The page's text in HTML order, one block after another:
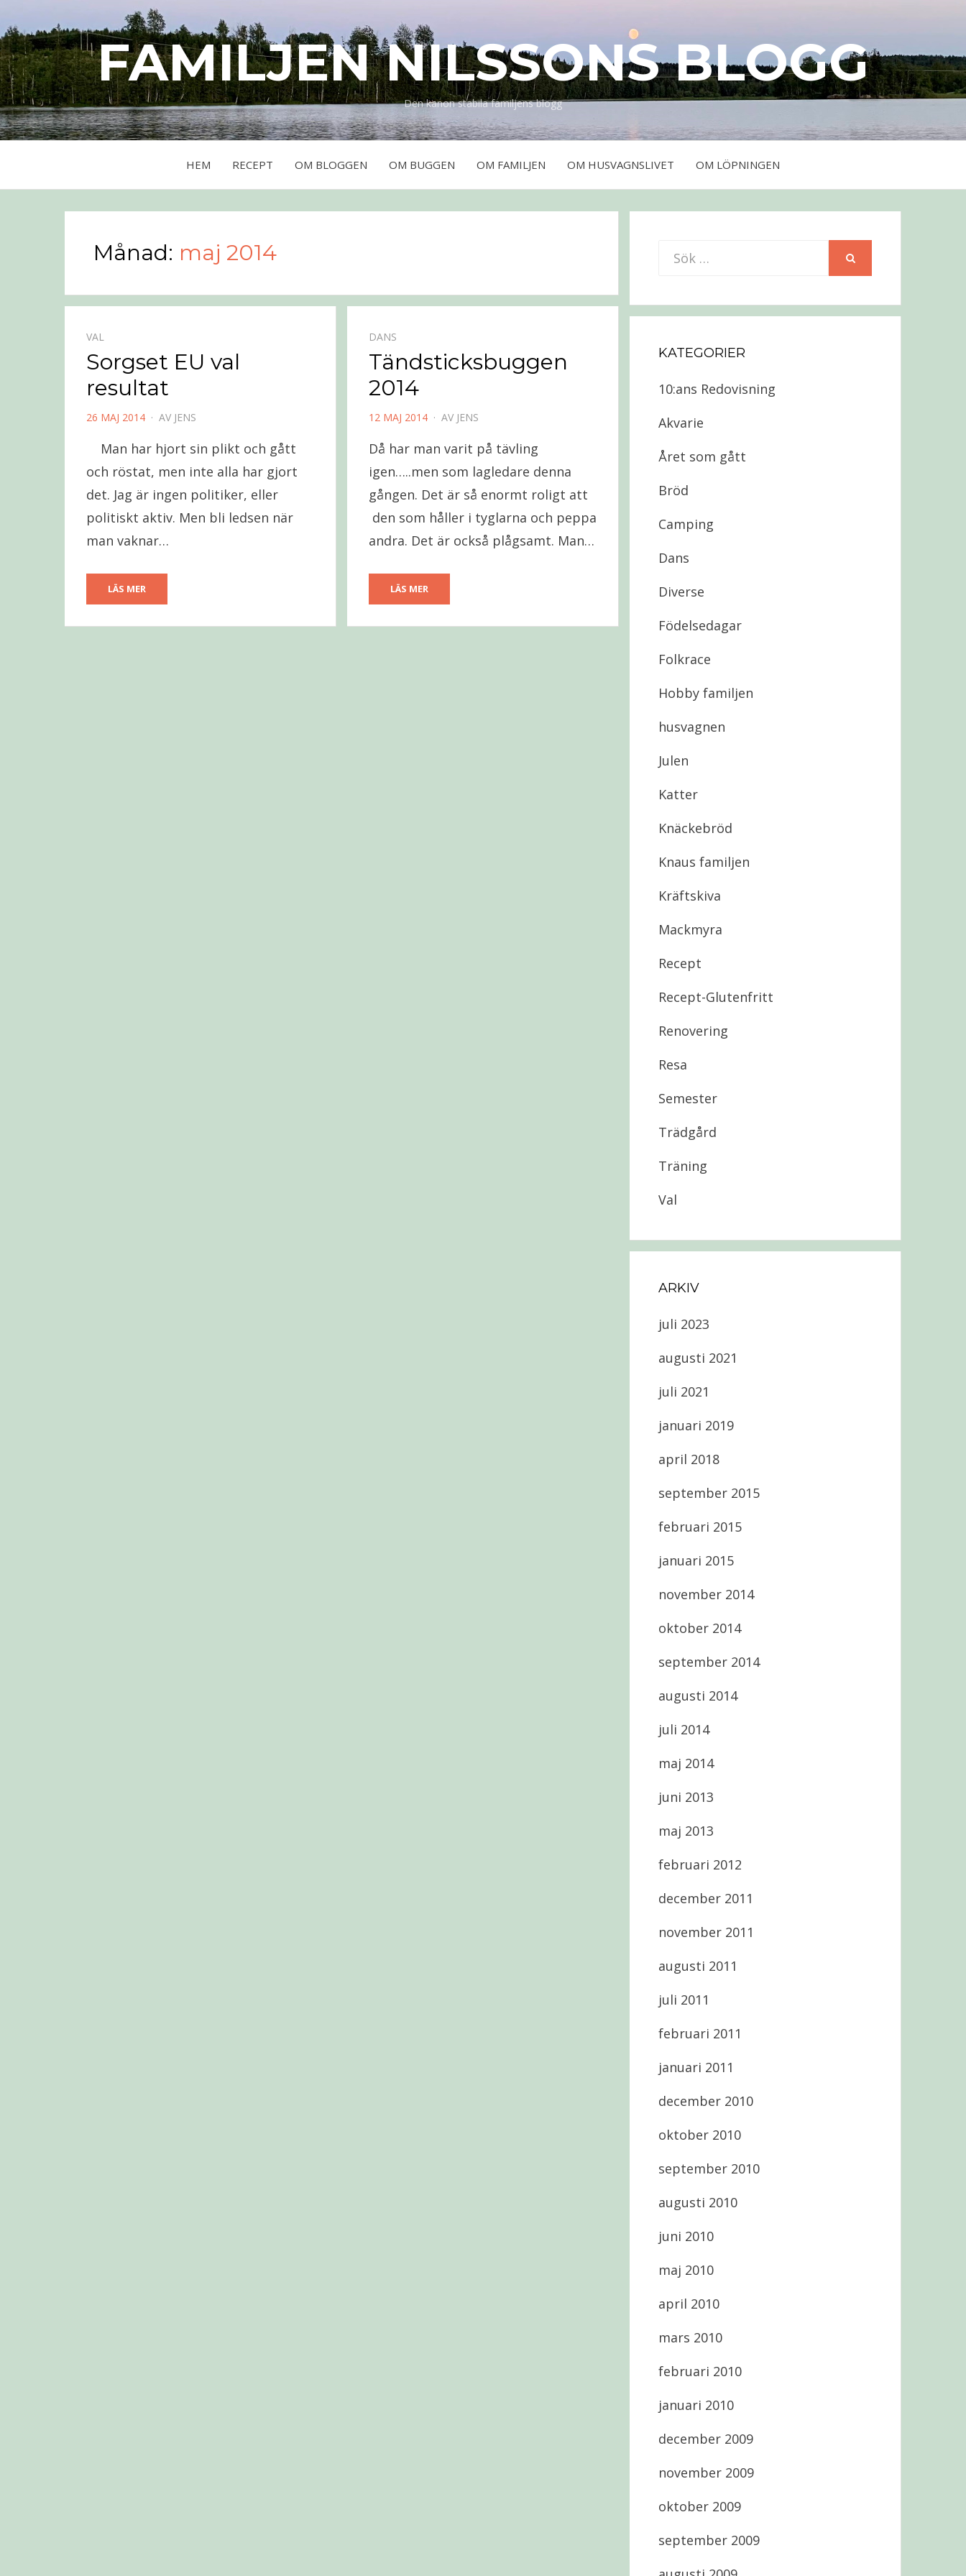
FAMILJEN NILSSONS BLOGG
Den kanon stabila familjens blogg
HEM RECEPT OM BLOGGEN OM BUGGEN OM FAMILJEN OM HUSVAGNSLIVET OM LÖPNINGEN
Månad: maj 2014
VAL
Sorgset EU val
resultat
PUBLICERAD
26 MAJ 2014 AV JENS
Man har hjort sin plikt och gått
och röstat, men inte alla har gjort
det. Jag är ingen politiker, eller
politiskt aktiv. Men bli ledsen när
man vaknar…
LÄS MER
DANS
Tändsticksbuggen
2014
PUBLICERAD
12 MAJ 2014 AV JENS
Då har man varit på tävling
igen…..men som lagledare denna
gången. Det är så enormt roligt att
den som håller i tyglarna och peppa
andra. Det är också plågsamt. Man…
LÄS MER
Sök
KATEGORIER
10:ans Redovisning
Akvarie
Året som gått
Bröd
Camping
Dans
Diverse
Födelsedagar
Folkrace
Hobby familjen
husvagnen
Julen
Katter
Knäckebröd
Knaus familjen
Kräftskiva
Mackmyra
Recept
Recept-Glutenfritt
Renovering
Resa
Semester
Trädgård
Träning
Val
ARKIV
juli 2023
augusti 2021
juli 2021
januari 2019
april 2018
september 2015
februari 2015
januari 2015
november 2014
oktober 2014
september 2014
augusti 2014
juli 2014
maj 2014
juni 2013
maj 2013
februari 2012
december 2011
november 2011
augusti 2011
juli 2011
februari 2011
januari 2011
december 2010
oktober 2010
september 2010
augusti 2010
juni 2010
maj 2010
april 2010
mars 2010
februari 2010
januari 2010
december 2009
november 2009
oktober 2009
september 2009